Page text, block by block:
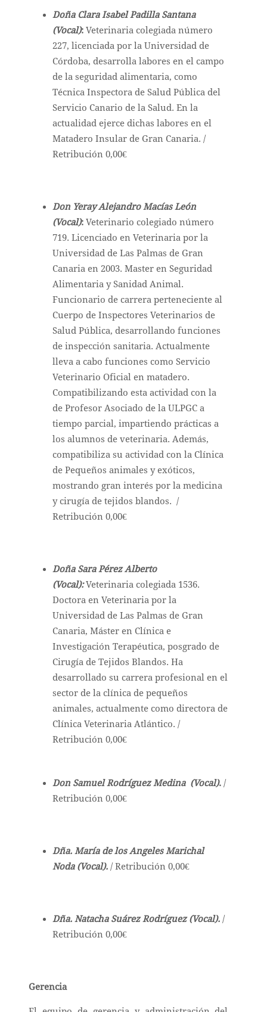
Doña Clara Isabel Padilla Santana
(Vocal):Veterinaria colegiada número
227, licenciada por la Universidad de
Córdoba, desarrolla labores en el campo
de la seguridad alimentaria, como
Técnica Inspectora de Salud Pública del
Servicio Canario de la Salud. En la
actualidad ejerce dichas labores en el
Matadero Insular de Gran Canaria. /
Retribución 0,00€
Don Yeray Alejandro Macías León
(Vocal):Veterinario colegiado número
719. Licenciado en Veterinaria por la
Universidad de Las Palmas de Gran
Canaria en 2003. Master en Seguridad
Alimentaria y Sanidad Animal.
Funcionario de carrera perteneciente al
Cuerpo de Inspectores Veterinarios de
Salud Pública, desarrollando funciones
de inspección sanitaria. Actualmente
lleva a cabo funciones como Servicio
Veterinario Oficial en matadero.
Compatibilizando esta actividad con la
de Profesor Asociado de la ULPGC a
tiempo parcial, impartiendo prácticas a
los alumnos de veterinaria. Además,
compatibiliza su actividad con la Clínica
de Pequeños animales y exóticos,
mostrando gran interés por la medicina
y cirugía de tejidos blandos. /
Retribución 0,00€
Doña Sara Pérez Alberto
(Vocal):Veterinaria colegiada 1536.
Doctora en Veterinaria por la
Universidad de Las Palmas de Gran
Canaria, Máster en Clínica e
Investigación Terapéutica, posgrado de
Cirugía de Tejidos Blandos. Ha
desarrollado su carrera profesional en el
sector de la clínica de pequeños
animales, actualmente como directora de
Clínica Veterinaria Atlántico. /
Retribución 0,00€
Don Samuel Rodríguez Medina (Vocal)./
Retribución 0,00€
Dña. María de los Angeles Marichal
Noda (Vocal)./ Retribución 0,00€
Dña. Natacha Suárez Rodríguez (Vocal)./
Retribución 0,00€
Gerencia